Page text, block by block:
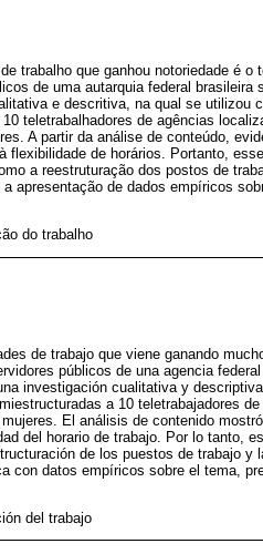
trabalho que ganhou notoriedade é o
de uma autarquia federal brasileira
e descritiva, na qual se utilizou
teletrabalhadores de agências
A partir da análise de conteúdo,
flexibilidade de horários. Portanto,
a reestruturação dos postos de
apresentação de dados empíricos
do trabalho
de trabajo que viene ganando
públicos de una agencia
investigación cualitativa y
a 10 teletrabajadores
El análisis de contenido
del horario de trabajo. Por lo tanto,
de los puestos de trabajo y
con datos empíricos sobre el tema,
del trabajo